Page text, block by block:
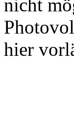
nicht
hier